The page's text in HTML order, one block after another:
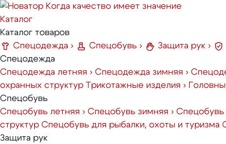
Когда качество имеет значение
Каталог
Каталог товаров
Спецодежда › Спецобувь › Защита рук ›
Спецодежда
Спецодежда летняя › Спецодежда зимняя ›
охранных структур Трикотажные изделия ›
Спецобувь
Спецобувь летняя › Спецобувь зимняя › Спецобувь
структур Спецобувь для рыбалки, охоты и туризма
Защита рук